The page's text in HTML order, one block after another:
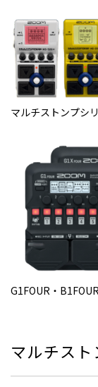
マルチストンプシ
G1FOUR・
マルチスト